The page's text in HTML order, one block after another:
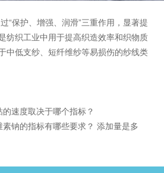
“保护、增强、润滑”三重作用，显著提
纺织工业中用于提高织造效率和织物质
中低支纱、短纤维纱等易损伤的纱线类
速度取决于哪个指标？
钠的指标有哪些要求？ 添加量是多